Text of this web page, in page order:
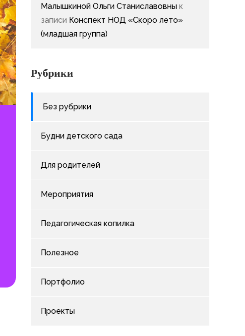
Малышкиной Ольги Станиславовны к
записи Конспект НОД «Скоро лето»
(младшая группа)
Рубрики
Без рубрики
Будни детского сада
Для родителей
Мероприятия
Педагогическая копилка
Полезное
Портфолио
Проекты